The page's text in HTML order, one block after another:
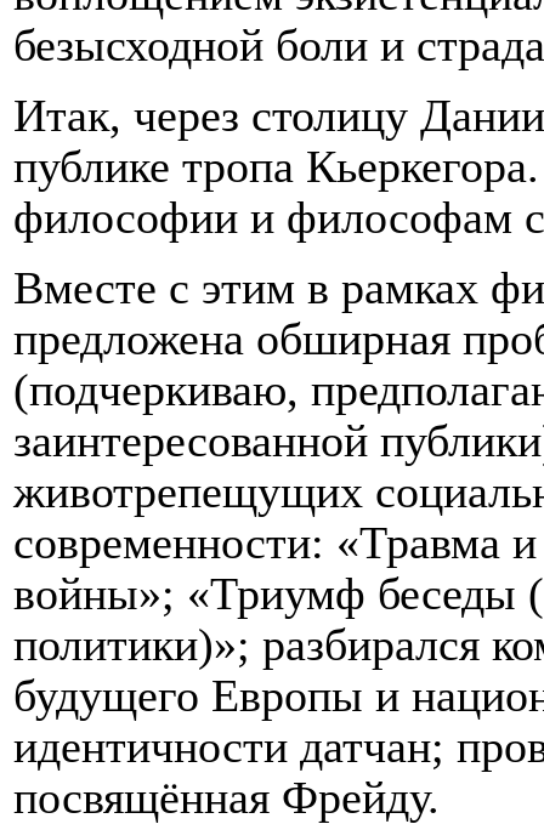
безысходной боли и
Итак, через столицу
публике тропа
философии и философам
Вместе с этим в рамках
предложена обширная
(подчеркиваю,
заинтересованной
животрепещущих
современности: «Травма
войны»; «Триумф беседы
политики)»; разбирался
будущего Европы и
идентичности датчан;
посвящённая Фрейду.